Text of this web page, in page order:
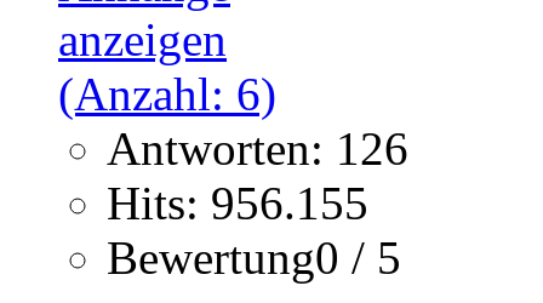
Antworten: 126
Hits: 956.155
Bewertung0 / 5